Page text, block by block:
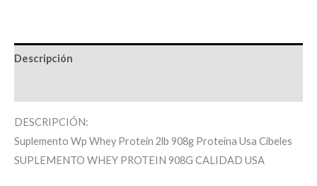
Descripción
DESCRIPCIÓN:
Suplemento Wp Whey Protein 2lb 908g Proteína Usa Cibeles
SUPLEMENTO WHEY PROTEIN 908G CALIDAD USA